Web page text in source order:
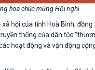
hoa chúc mừng Hội nghị
hội của tỉnh Hoà Bình;
thống của dân tộc
hoạt động và vận động